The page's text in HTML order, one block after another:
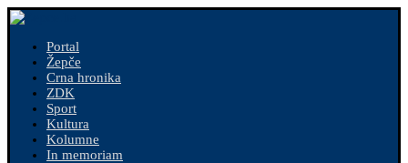
Portal
Žepče
Crna hronika
ZDK
Sport
Kultura
Kolumne
In memoriam